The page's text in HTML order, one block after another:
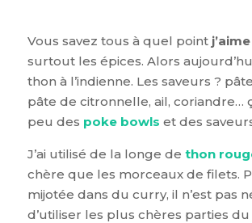
Vous savez tous à quel point
surtout les épices. Alors
thon à l’indienne. Les saveurs ?
pâte de citronnelle, ail, coriandre…
peu des poke bowls et des
J’ai utilisé de la longe de thon
chère que les morceaux de filets.
mijotée dans du curry, il n’est pas
d’utiliser les plus chères parties du